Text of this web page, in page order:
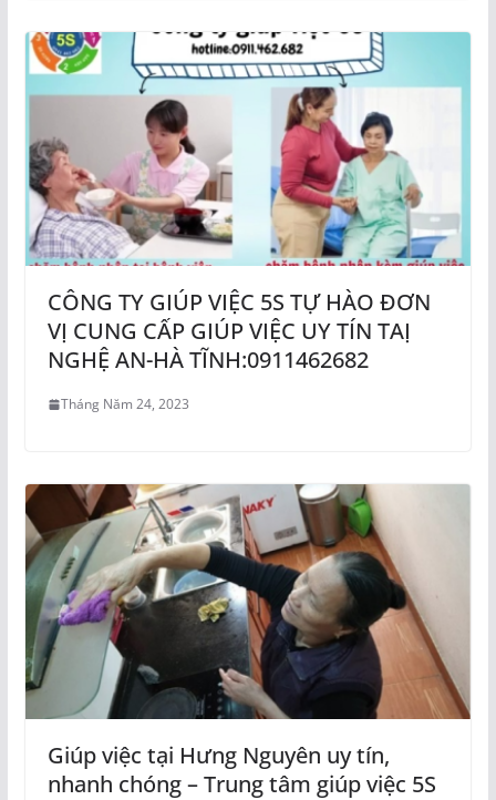
CÔNG TY GIÚP VIỆC 5S TỰ HÀO ĐƠN
VỊ CUNG CẤP GIÚP VIỆC UY TÍN TAỊ
NGHỆ AN-HÀ TĨNH:0911462682
Tháng Năm 24, 2023
Giúp việc tại Hưng Nguyên uy tín,
nhanh chóng – Trung tâm giúp việc 5S